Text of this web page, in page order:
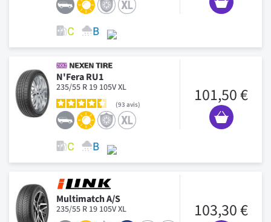
N'Fera RU1
235/55 R 19 105V XL
93 avis 101,50 €
Multimatch A/S
235/55 R 19 105V XL 103,30 €